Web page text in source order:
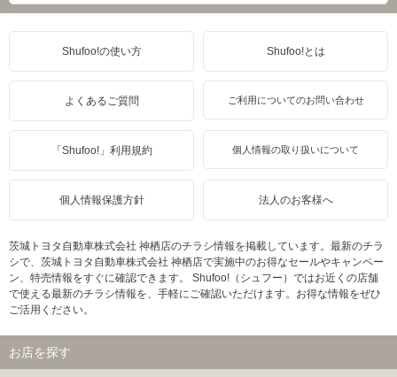
Shufoo!の使い方 Shufoo!とは
よくあるご質問 ご利用についてのお問い合わせ
「Shufoo!」利用規約 個人情報の取り扱いについて
個人情報保護方針 法人のお客様へ
茨城トヨタ自動車株式会社 神栖店のチラシ情報を掲載しています。最新のチラ
シで、茨城トヨタ自動車株式会社 神栖店で実施中のお得なセールやキャンペー
ン、特売情報をすぐに確認できます。 Shufoo!（シュフー）ではお近くの店舗
で使える最新のチラシ情報を、手軽にご確認いただけます。お得な情報をぜひ
ご活用ください。
お店を探す